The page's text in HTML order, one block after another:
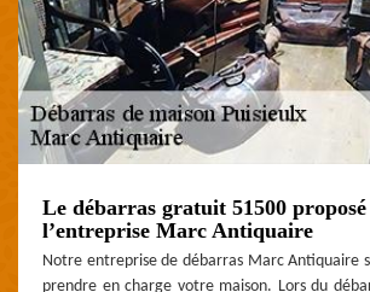
Le débarras gratuit 51500
l’entreprise Marc Antiquaire
Notre entreprise de débarras Marc Antiquaire
prendre en charge votre maison. Lors du